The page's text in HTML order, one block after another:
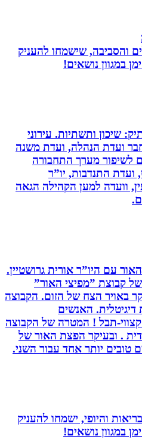
שישמחו להעניק
נושאים!
ותשתיות. עירוני
הנהלה, ועדת משנה
מערך התחבורה
התנדבות, יו”ר
למען הקהילה הגאה
עם היו”ר אורית גרושטיין.
”מפיצי האור”
הצח של הזום. הקבוצה
האנשים
תבל ! המטרה של הקבוצה
הפצת האור של
יותר אחד עבור השני.
והיופי, ישמחו להעניק
נושאים!